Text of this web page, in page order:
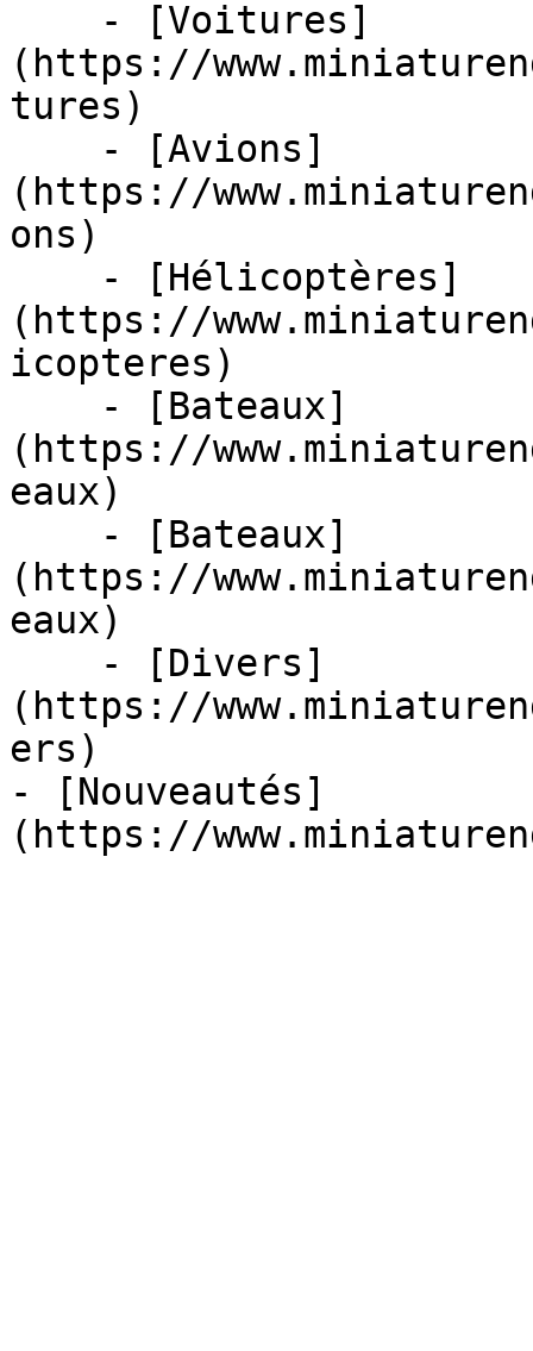
(https://
tures)
(https://
ons)
(https://
icopteres)
(https://
eaux)
(https://
eaux)
(https://
ers)
- [Nouveautés]